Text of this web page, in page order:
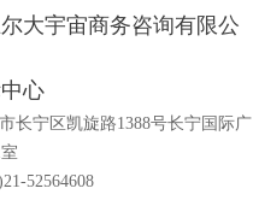
尔大宇宙商务咨询有限公
心
长宁区凯旋路1388号长宁国际广
52564608